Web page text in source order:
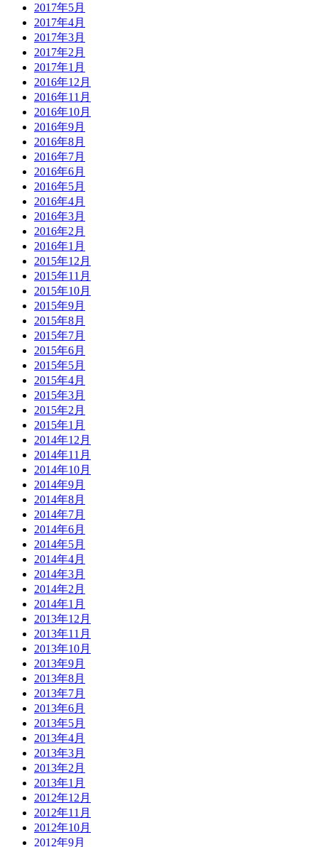
2017年5月
2017年4月
2017年3月
2017年2月
2017年1月
2016年12月
2016年11月
2016年10月
2016年9月
2016年8月
2016年7月
2016年6月
2016年5月
2016年4月
2016年3月
2016年2月
2016年1月
2015年12月
2015年11月
2015年10月
2015年9月
2015年8月
2015年7月
2015年6月
2015年5月
2015年4月
2015年3月
2015年2月
2015年1月
2014年12月
2014年11月
2014年10月
2014年9月
2014年8月
2014年7月
2014年6月
2014年5月
2014年4月
2014年3月
2014年2月
2014年1月
2013年12月
2013年11月
2013年10月
2013年9月
2013年8月
2013年7月
2013年6月
2013年5月
2013年4月
2013年3月
2013年2月
2013年1月
2012年12月
2012年11月
2012年10月
2012年9月